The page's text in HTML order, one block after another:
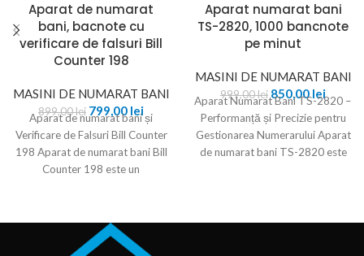
Aparat de numarat
bani, bacnote cu
verificare de falsuri Bill
Counter 198
MASINI DE NUMARAT BANI
899,00lei 799,00 lei
Aparat de numarat bani și
Verificare de Falsuri Bill Counter
198 Aparat de numarat bani Bill
Counter 198 este un
Aparat numarat bani
TS-2820, 1000 bancnote
pe minut
MASINI DE NUMARAT BANI
999,00lei 850,00lei
Aparat Numarat Bani TS-2820 –
Performanță și Precizie pentru
Gestionarea Numerarului Aparat
de numarat bani TS-2820 este